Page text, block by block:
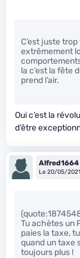
C’est juste
extrêmement
la c’est la fête
prend l’air.
Oui c’est la
d’être
Alfred1664
Le 20/05/
Tu achètes un
paies la taxe,
quand un taxe
toujours plus !